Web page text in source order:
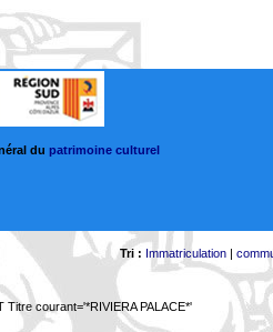
du patrimoine culturel
Tri : Immatriculation|
Titre courant='*RIVIERA PALACE*'